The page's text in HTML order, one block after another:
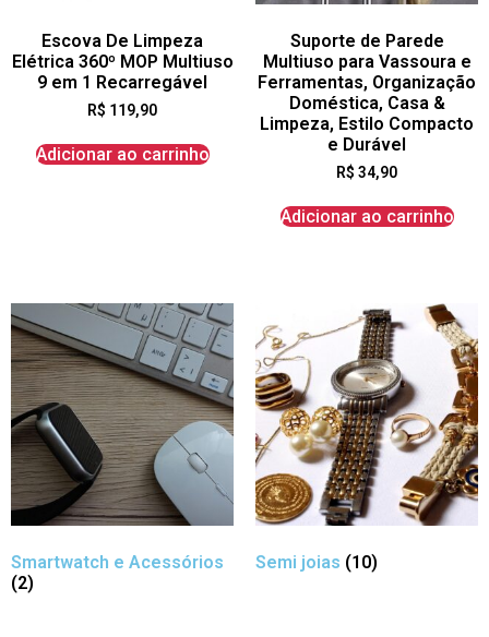
Escova De Limpeza
Elétrica 360º MOP Multiuso
9 em 1 Recarregável
R$ 119,90
Adicionar ao carrinho
Suporte de Parede
Multiuso para Vassoura e
Ferramentas, Organização
Doméstica, Casa &
Limpeza, Estilo Compacto
e Durável
R$ 34,90
Adicionar ao carrinho
Smartwatch e Acessórios
(2)
Semi joias (10)